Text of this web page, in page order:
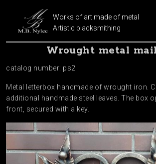
Works of art made of metal
Artistic blacksmithing
Wrought metal
catalog number: ps2
Metal letterbox handmade of wrought iron.
additional handmade steel leaves. The box
front, secured with a key.